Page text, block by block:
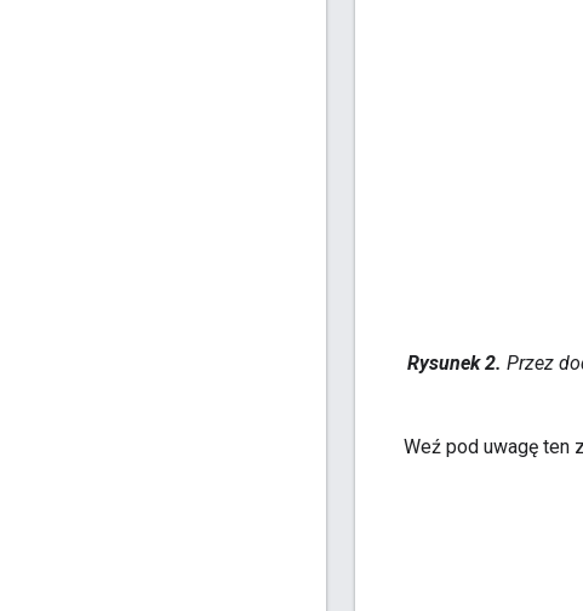
Rysunek 2. Przez
Weź pod uwagę ten